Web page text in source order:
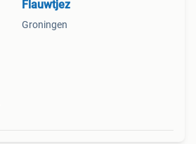
Flauwtjez
Groningen